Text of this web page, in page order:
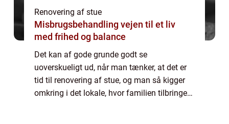
Renovering af stue
Misbrugsbehandling vejen til et liv
med frihed og balance
Det kan af gode grunde godt se
uoverskueligt ud, når man tænker, at det er
tid til renovering af stue, og man så kigger
omkring i det lokale, hvor familien tilbringer